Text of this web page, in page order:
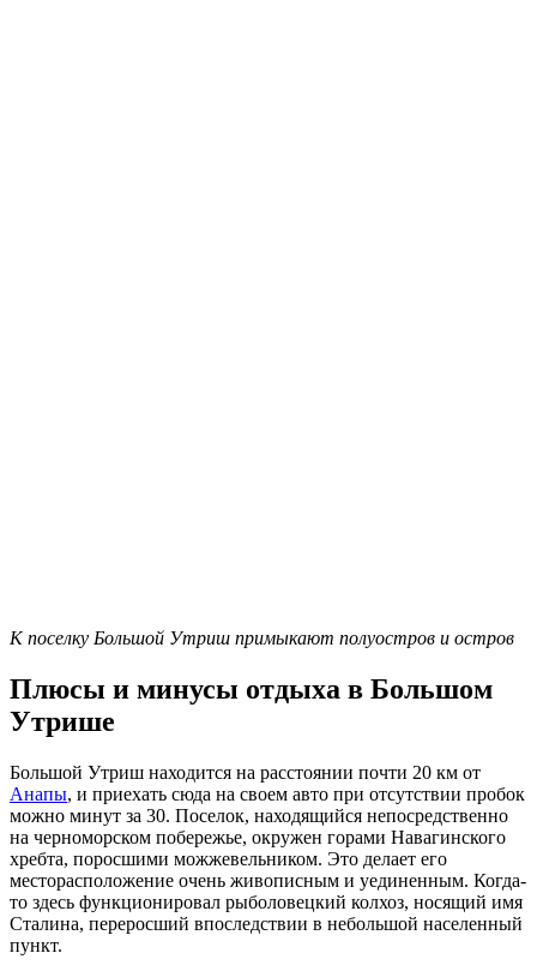
К поселку Большой Утриш примыкают полуостров и остров
Плюсы и минусы отдыха в Большом
Утрише
Большой Утриш находится на расстоянии почти 20 км от
Анапы, и приехать сюда на своем авто при отсутствии пробок
можно минут за 30. Поселок, находящийся непосредственно
на черноморском побережье, окружен горами Навагинского
хребта, поросшими можжевельником. Это делает его
месторасположение очень живописным и уединенным. Когда-
то здесь функционировал рыболовецкий колхоз, носящий имя
Сталина, переросший впоследствии в небольшой населенный
пункт.